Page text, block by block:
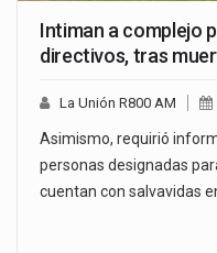
Intiman a complejo
directivos, tras
La Unión R800 AM
Asimismo, requirió
personas designadas
cuentan con salvavidas